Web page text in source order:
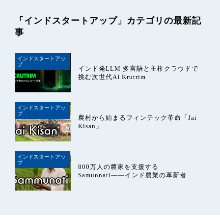
「インドスタートアップ」カテゴリの最新記
事
インドスタートアッ
プ
インド発LLM 多言語と主権クラウドで
挑む次世代AI Krutrim
インドスタートアッ
プ
農村から始まるフィンテック革命「Jai
Kisan」
インドスタートアッ
プ
800万人の農家を支援する
Samunnati――インド農業の革新者